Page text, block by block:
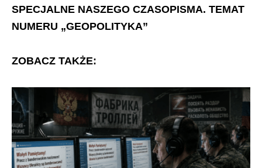
SPECJALNE NASZEGO CZASOPISMA. TEMAT
NUMERU „GEOPOLITYKA”
ZOBACZ TAKŻE: